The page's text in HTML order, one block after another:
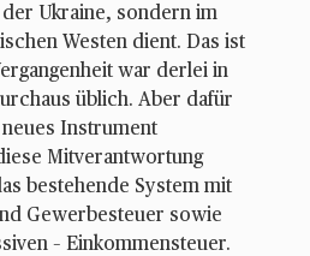
Ukraine, sondern im
Westen dient. Das ist
war derlei in
üblich. Aber dafür
Instrument
Mitverantwortung
bestehende System mit
Gewerbesteuer sowie
– Einkommensteuer.